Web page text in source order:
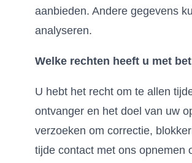
aanbieden. Andere gegevens
analyseren.
Welke rechten heeft u met
U hebt het recht om te allen
ontvanger en het doel van uw
verzoeken om correctie,
tijde contact met ons opnemen